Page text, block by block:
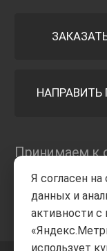
НАПРАВИТЬ
Принимаем к
Я согласен
данных и
активности
использует